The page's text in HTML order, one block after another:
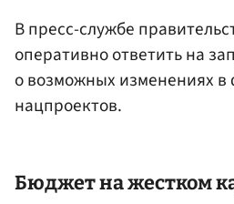
В пресс-службе
оперативно ответить на
о возможных изменениях
нацпроектов.
Бюджет на жестком